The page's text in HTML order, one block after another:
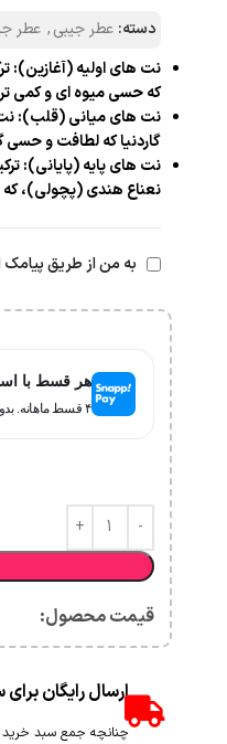
دسته: عطر جیبی, عطر
نت‌ های اولیه (آغازین):
که حسی میوه‌ ای و کمی
نت‌ های میانی (قلب): نت‌
گاردنیا که لطافت و
نت‌ های پایه (پایانی):
نعناع هندی (پچولی)،
به من از طریق پیامک
هر قسط با
۴ قسط ماهانه. بدون سود، چک و ضامن.
قیمت محصول:​
ارسال رایگان برای سفارش های
چنانچه جمع سبد خرید شما بالای 2 میلیون و 500 هزار تومان شود هزینه پست